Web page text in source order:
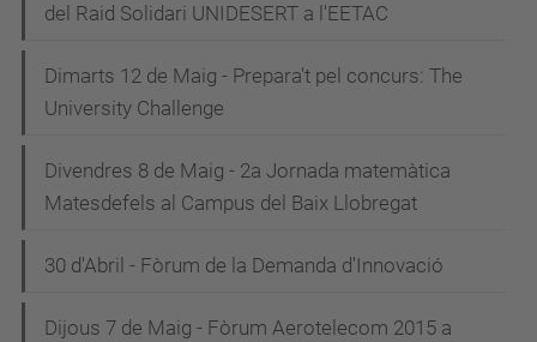
del Raid Solidari UNIDESERT a l'EETAC
Dimarts 12 de Maig - Prepara't pel concurs: The
University Challenge
Divendres 8 de Maig - 2a Jornada matemàtica
Matesdefels al Campus del Baix Llobregat
30 d'Abril - Fòrum de la Demanda d'Innovació
Dijous 7 de Maig - Fòrum Aerotelecom 2015 a